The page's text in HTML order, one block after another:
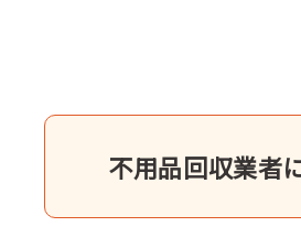
不用品回収業者